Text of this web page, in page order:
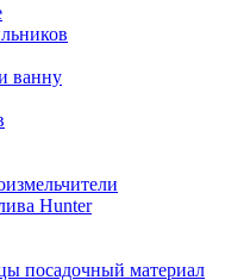
ванну
Hunter
посадочный материал